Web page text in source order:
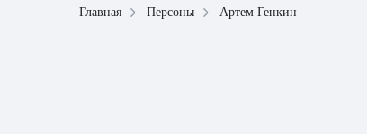
Главная Персоны Артем Генкин